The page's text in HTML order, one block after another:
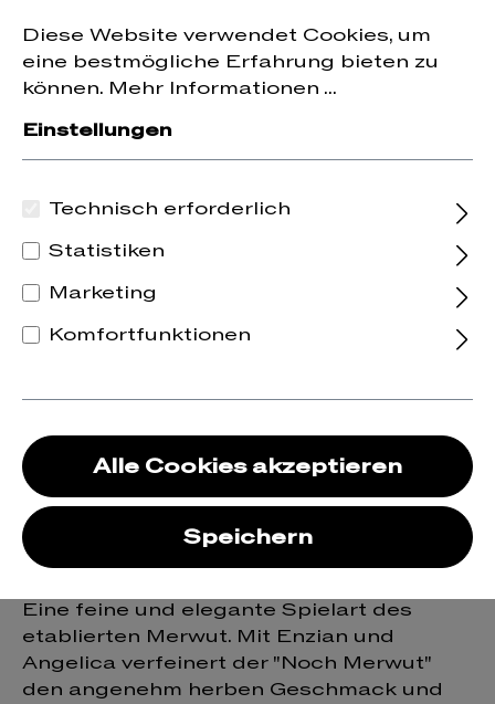
springen
auf die erste Bestellung erhalten.
Noch Merwut
Angelica &
Gentiane
Eine feine und elegante Spielart des
etablierten Merwut. Mit Enzian und
Angelica verfeinert der "Noch Merwut"
den angenehm herben Geschmack und
Diese Website verwendet Cookies, um
eine bestmögliche Erfahrung bieten zu
können. Mehr Informationen ...
Einstellungen
Technisch erforderlich
Statistiken
Marketing
Komfortfunktionen
Alle Cookies akzeptieren
Speichern